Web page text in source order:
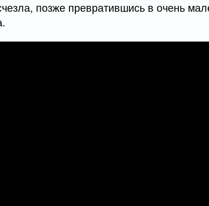
позже превратившись в очень